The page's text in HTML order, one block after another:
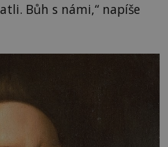
Bůh s námi,“ napíše